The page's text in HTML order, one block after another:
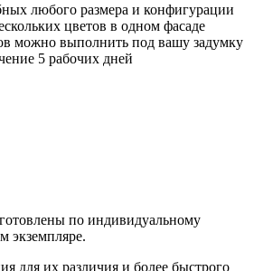
любого размера и конфигурации
цветов в одном фасаде
можно выполнить под вашу задумку
5 рабочих дней
по индивидуальному
экземпляре.
для их различия и более быстрого